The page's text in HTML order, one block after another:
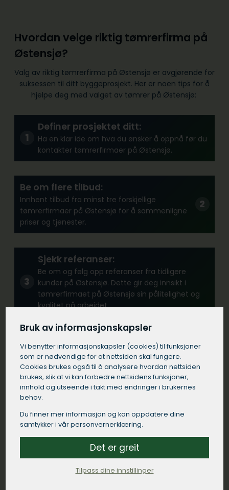
Hvordan velge riktig tømrerfirma på
Østensjø?
Valg av riktig tømrerfirma på Østensjø er avgjørende for
suksessen til ditt byggeprosjekt. Her er noen tips for å
hjelpe deg med valget av tømrer på Østensjø:
Definer prosjektet ditt:
Ha en klar ide om hva du ønsker å oppnå før du
kontakter tømrerfirmaer på Østensjø.
Be om flere tilbud:
Innhent tilbud fra minst tre forskjellige
tømrerfirmaer på Østensjø for å sammenligne
priser og tjenester.
Sjekk referanser:
Be om og følg opp referanser fra tidligere
kunder på Østensjø. Dette gir deg innsikt i
tømrerfirmaet på Østensjø sin pålitelighet og
kvalitet på arbeidet.
Sertifisering og forsikring:
Forsikre deg om at tømrerfirmaet på Østensjø
har alle nødvendige sertifikater og at de er
tilstrekkelig forsikret.
Erfaring:
Se etter et tømrerfirma med erfaring fra
lignende prosjekter på Østensjø.
Kommunikasjon:
Bruk av informasjonskapsler
Vi benytter informasjons­kapsler (cookies) til funksjoner
som er nødvendige for at nettsiden skal fungere.
Cookies brukes også til å analysere hvordan nettsiden
brukes, slik at vi kan forbedre nettsidens funksjoner,
innhold og utseende i takt med endringer i brukernes
behov.
Du finner mer informasjon og kan oppdatere dine
samtykker i vår personvernerklæring.
Det er greit
Tilpass dine innstillinger